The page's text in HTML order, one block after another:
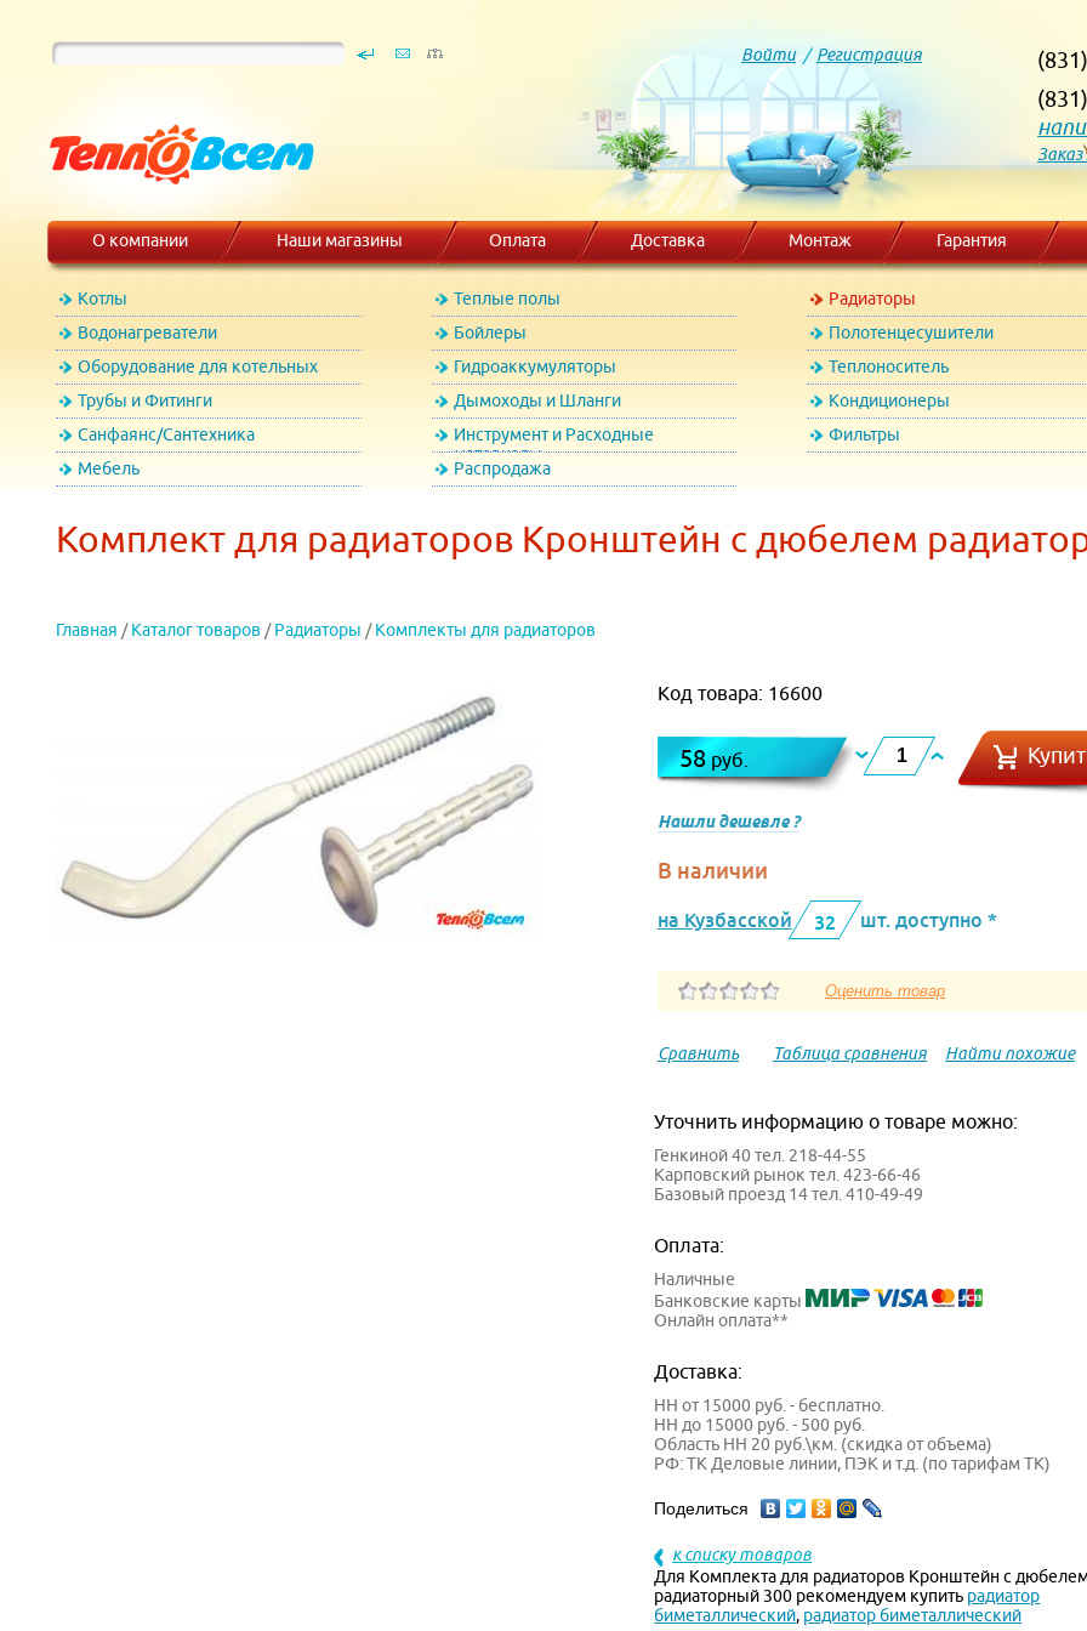
Войти/ Регистрация
Заказ
О компании Наши магазины Оплата Доставка Монтаж Гарантия
Котлы Теплые полы
Радиаторы
Водонагреватели
Бойлеры
Полотенцесушители
Оборудование для котельных
Гидроаккумуляторы
Теплоноситель
Трубы и Фитинги
Дымоходы и Шланги
Кондиционеры
Санфаянс/Сантехника
Инструмент и Расходные
материалы
Фильтры
Мебель
Распродажа
Комплект для радиаторов Кронштейн с дюбелем
Главная / Каталог товаров / Радиаторы / Комплекты для радиаторов
Код товара: 16600
58руб.
Нашли дешевле ?
В наличии
на Кузбасской 32 шт. доступно *
Сравнить Таблица сравнения Найти похожие
Уточнить информацию о товаре можно:
Генкиной 40 тел. 218-44-55
Карповский рынок тел. 423-66-46
Базовый проезд 14 тел. 410-49-49
Оплата:
Наличные
Банковские карты
Онлайн оплата**
Доставка:
НН от 15000 руб. - бесплатно.
НН до 15000 руб. - 500 руб.
Область НН 20 руб.\км. (скидка от объема)
РФ: ТК Деловые линии, ПЭК и т.д. (по тарифам ТК)
Поделиться
к списку товаров
Для Комплекта для радиаторов Кронштейн с
радиаторный 300 рекомендуем купить радиатор
биметаллический, радиатор биметаллический